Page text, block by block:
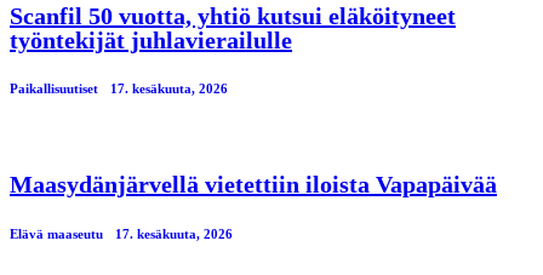
Scanfil 50 vuotta, yhtiö kutsui eläköityneet
työntekijät juhlavierailulle
Paikallisuutiset 17. kesäkuuta, 2026
Maasydänjärvellä vietettiin iloista Vapapäivää
Elävä maaseutu 17. kesäkuuta, 2026